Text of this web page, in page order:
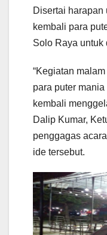
Disertai harapan
kembali para
Solo Raya untuk
“Kegiatan
para puter
kembali
Dalip Kumar,
penggagas
ide tersebut.